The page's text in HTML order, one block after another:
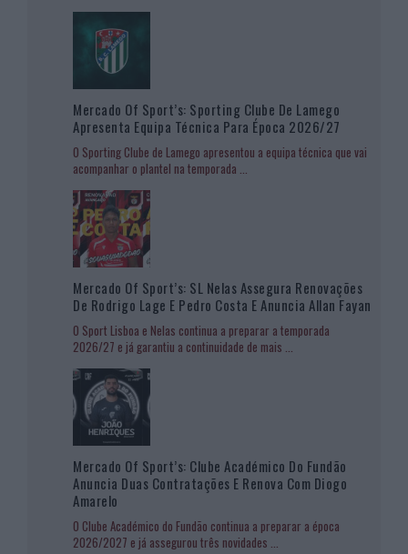
Mercado Of Sport’s: Sporting Clube De Lamego
Apresenta Equipa Técnica Para Época 2026/27
O Sporting Clube de Lamego apresentou a equipa técnica que vai
acompanhar o plantel na temporada ...
Mercado Of Sport’s: SL Nelas Assegura Renovações
De Rodrigo Lage E Pedro Costa E Anuncia Allan Fayan
O Sport Lisboa e Nelas continua a preparar a temporada
2026/27 e já garantiu a continuidade de mais ...
Mercado Of Sport’s: Clube Académico Do Fundão
Anuncia Duas Contratações E Renova Com Diogo
Amarelo
O Clube Académico do Fundão continua a preparar a época
2026/2027 e já assegurou três novidades ...